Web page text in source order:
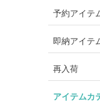
予約アイテ
即納アイテ
再入荷
アイテムカ